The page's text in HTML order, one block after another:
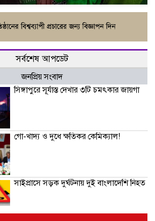
সর্বশেষ আপডেট
জনপ্রিয় সংবাদ
সিঙ্গাপুরে সূর্যাস্ত দেখার ৩টি চমৎকার জায়গা
গো-খাদ্য ও দুধে ক্ষতিকর কেমিক্যাল!
সাইপ্রাসে সড়ক দুর্ঘটনায় দুই বাংলাদেশি নিহত